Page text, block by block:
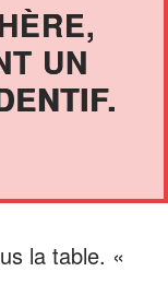
UN
la table. «